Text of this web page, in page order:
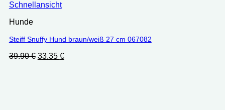
Schnellansicht
Hunde
Steiff Snuffy Hund braun/weiß 27 cm 067082
39.90€ Ursprünglicher
33.35 €Aktueller